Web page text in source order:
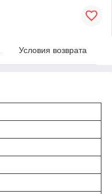
Условия возврата